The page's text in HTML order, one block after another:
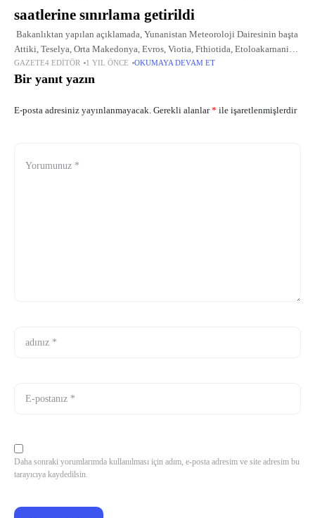
saatlerine sınırlama getirildi
Bakanlıktan yapılan açıklamada, Yunanistan Meteoroloji Dairesinin başta
Attiki, Teselya, Orta Makedonya, Evros, Viotia, Fthiotida, Etoloakarnanias,
Eğriboz, Girit, İyon Adaları, Midilli, Sakız, Rodos bölgeleri olmak üzere,
ülkede bu hafta çöl
GAZETE4 EDITÖR 1 YIL ÖNCE OKUMAYA DEVAM ET
Bir yanıt yazın
E-posta adresiniz yayınlanmayacak. Gerekli alanlar* ile işaretlenmişlerdir
Daha sonraki yorumlarımda kullanılması için adım, e-posta adresim ve site adresim bu
tarayıcıya kaydedilsin.